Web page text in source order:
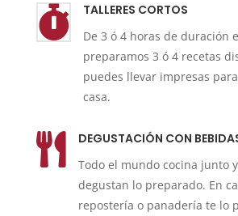
 TALLERES CORTOS
De 3 ó 4 horas de duración
preparamos 3 ó 4 recetas
puedes llevar impresas
casa.
 DEGUSTACIÓN CON
Todo el mundo cocina junto
degustan lo preparado. En
repostería o panadería te lo